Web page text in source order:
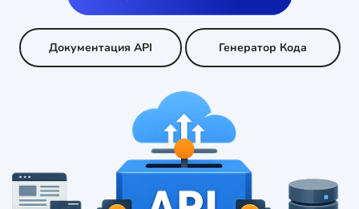
Документация API Генератор Кода